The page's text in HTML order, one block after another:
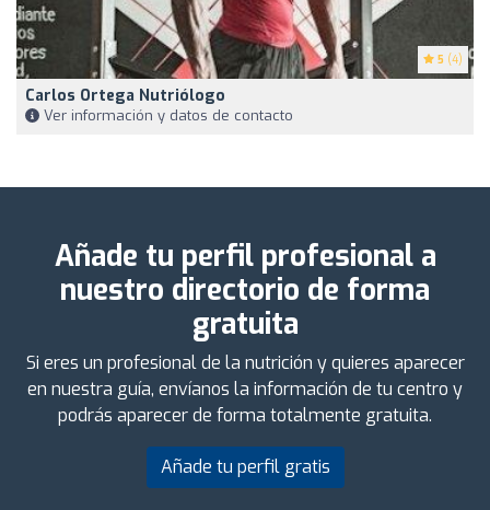
5 (4)
Carlos Ortega Nutriólogo
Ver información y datos de contacto
Añade tu perfil profesional a
nuestro directorio de forma
gratuita
Si eres un profesional de la nutrición y quieres aparecer
en nuestra guía, envíanos la información de tu centro y
podrás aparecer de forma totalmente gratuita.
Añade tu perfil gratis